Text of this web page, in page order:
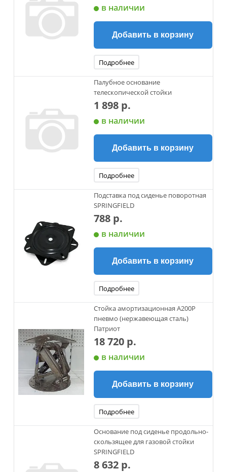
в наличии
Добавить в корзину
Подробнее
Палубное основание
телескопической стойки
1 898 р.
в наличии
Добавить в корзину
Подробнее
Подставка под сиденье поворотная
SPRINGFIELD
788 р.
в наличии
Добавить в корзину
Подробнее
Стойка амортизационная А200P
пневмо (нержавеющая сталь)
Патриот
18 720 р.
в наличии
Добавить в корзину
Подробнее
Основание под сиденье продольно-
скользящее для газовой стойки
SPRINGFIELD
8 632 р.